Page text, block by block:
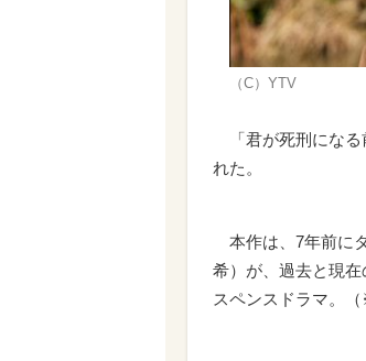
（C）YTV
「君が死刑になる
れた。
本作は、7年前に
希）が、過去と現
スペンスドラマ。